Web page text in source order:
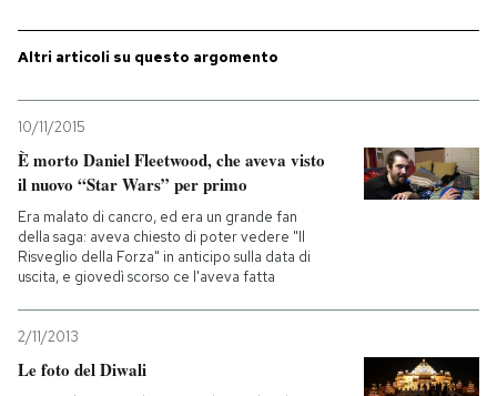
Sport
Mondiali calcio 2026
NEWSLETTER
I MIEI PREFERITI
Altri articoli su questo argomento
10/11/2015
È morto Daniel Fleetwood, che aveva visto
il nuovo “Star Wars” per primo
Era malato di cancro, ed era un grande fan
della saga: aveva chiesto di poter vedere "Il
Risveglio della Forza" in anticipo sulla data di
uscita, e giovedì scorso ce l'aveva fatta
2/11/2013
Le foto del Diwali